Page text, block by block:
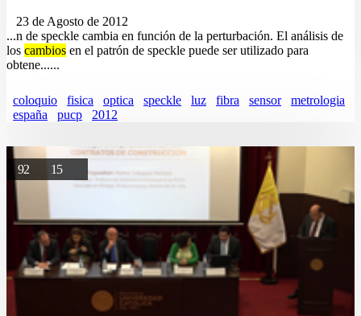
23 de Agosto de 2012
...n de speckle cambia en función de la perturbación. El análisis de
los cambios en el patrón de speckle puede ser utilizado para
obtene......
coloquio fisica optica speckle luz fibra sensor
metrologia
españa
pucp 2012
92 15